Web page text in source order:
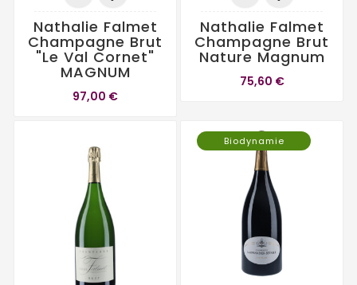
Nathalie Falmet
Champagne Brut
"Le Val Cornet"
MAGNUM
97,00 €
Nathalie Falmet
Champagne Brut
Nature Magnum
75,60 €
Biodynamie